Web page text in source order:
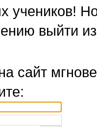
учеников!
выйти
сайт